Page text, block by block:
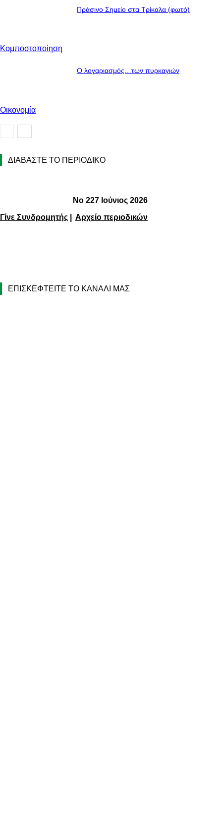
Κομποστοποίηση
Πράσινο Σημείο στα Τρίκαλα (φωτό)
Οικονομία
O λογαριασμός…των πυρκαγιών
ΔΙΑΒΑΣΤΕ ΤΟ ΠΕΡΙΟΔΙΚΟ
Νο 227 Ιούνιος 2026
Γίνε Συνδρομητής
Αρχείο περιοδικών
ΕΠΙΣΚΕΦΤΕΙΤΕ ΤΟ ΚΑΝΑΛΙ ΜΑΣ